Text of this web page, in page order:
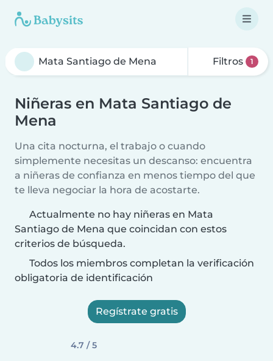
Filtros 1
Niñeras en Mata Santiago de
Mena
Una cita nocturna, el trabajo o cuando
simplemente necesitas un descanso: encuentra
a niñeras de confianza en menos tiempo del que
te lleva negociar la hora de acostarte.
Actualmente no hay niñeras en Mata
Santiago de Mena que coincidan con estos
criterios de búsqueda.
Todos los miembros completan la verificación
obligatoria de identificación
Regístrate gratis
4.7 / 5